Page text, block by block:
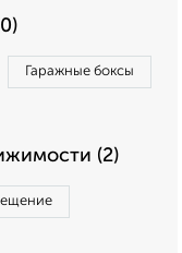
Гаражные боксы
(2)